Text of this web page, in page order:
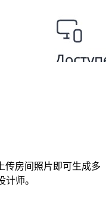
传房间照片即可生成多
师。